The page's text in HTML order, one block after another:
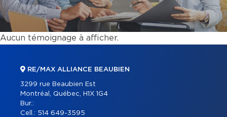
Aucun témoignage à afficher.
RE/MAX ALLIANCE BEAUBIEN
3299 rue Beaubien Est
Montréal, Québec, H1X 1G4
Bur.:
Cell.: 514 649-3595